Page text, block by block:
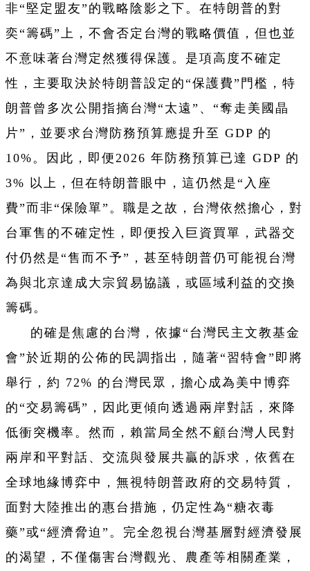
非“堅定盟友”的戰略陰影之下。在特朗普的對
奕“籌碼”上，不會否定台灣的戰略價值，但也並
不意味著台灣定然獲得保護。是項高度不確定
性，主要取決於特朗普設定的“保護費”門檻，特
朗普曾多次公開指摘台灣“太遠”、“奪走美國晶
片”，並要求台灣防務預算應提升至 GDP 的
10%。因此，即便2026 年防務預算已達 GDP 的
3% 以上，但在特朗普眼中，這仍然是“入座
費”而非“保險單”。職是之故，台灣依然擔心，對
台軍售的不確定性，即便投入巨資買單，武器交
付仍然是“售而不予”，甚至特朗普仍可能視台灣
為與北京達成大宗貿易協議，或區域利益的交換
籌碼。
的確是焦慮的台灣，依據“台灣民主文教基金
會”於近期的公佈的民調指出，隨著“習特會”即將
舉行，約 72% 的台灣民眾，擔心成為美中博弈
的“交易籌碼”，因此更傾向透過兩岸對話，來降
低衝突機率。然而，賴當局全然不顧台灣人民對
兩岸和平對話、交流與發展共贏的訴求，依舊在
全球地緣博弈中，無視特朗普政府的交易特質，
面對大陸推出的惠台措施，仍定性為“糖衣毒
藥”或“經濟脅迫”。完全忽視台灣基層對經濟發展
的渴望，不僅傷害台灣觀光、農產等相關產業，